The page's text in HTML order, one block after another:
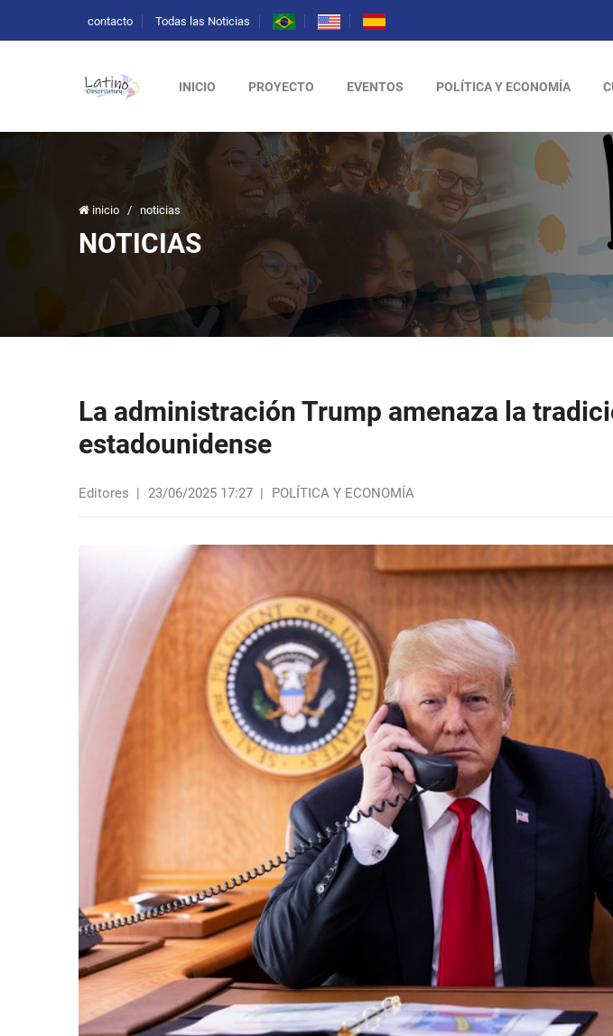
contacto Todas las Noticias
INICIO PROYECTO EVENTOS POLÍTICA Y ECONOMÍA
inicio / noticias
NOTICIAS
La administración Trump amenaza la
estadounidense
Editores | 23/06/2025 17:27 | POLÍTICA Y ECONOMÍA